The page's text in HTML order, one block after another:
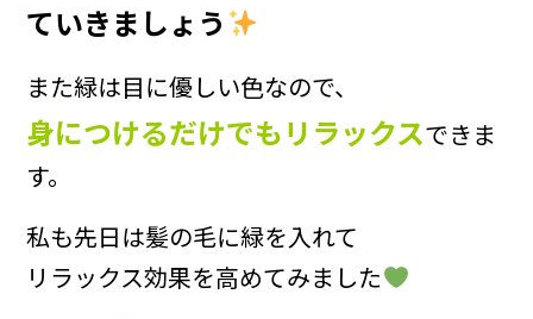
ていきましょう
また緑は目に優しい色なので、
身につけるだけでもリラックスできま
す。
私も先日は髪の毛に緑を入れて
リラックス効果を高めてみました